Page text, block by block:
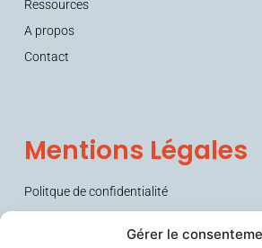
Gérer le
Ressources
A propos
Contact
Mentions Légales
Politque de confidentialité